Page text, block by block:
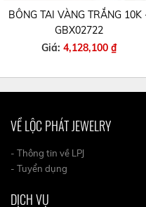
TAI VÀNG TRẮNG 10K -
GBX02722
4,128,100 ₫
VỀ LỘC PHÁT JEWELRY
- Thông tin về LPJ
- Tuyển dụng
DỊCH VỤ